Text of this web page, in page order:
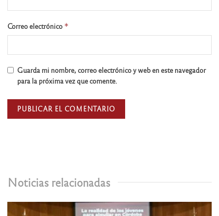
Noticias relacionadas
Correo electrónico *
Guarda mi nombre, correo electrónico y web en este navegador
para la próxima vez que comente.